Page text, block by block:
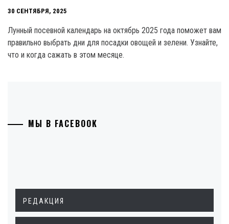
30 СЕНТЯБРЯ, 2025
Лунный посевной календарь на октябрь 2025 года поможет вам
правильно выбрать дни для посадки овощей и зелени. Узнайте,
что и когда сажать в этом месяце.
МЫ В FACEBOOK
РЕДАКЦИЯ